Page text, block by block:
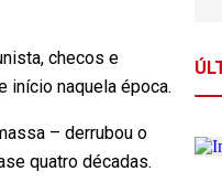
checos e
início naquela época.
– derrubou o
quatro décadas.